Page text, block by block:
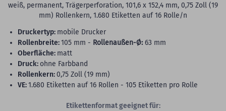
weiß, permanent, Trägerperforation, 101,6 x 152,4 mm, 0,75 Zoll (19
mm) Rollenkern, 1.680 Etiketten auf 16 Rolle/n
Druckertyp: mobile Drucker
Rollenbreite:105 mm - Rollenaußen-Ø: 63 mm
Oberfläche: matt
Druck: ohne Farbband
Rollenkern:0,75 Zoll (19 mm)
VE:1.680 Etiketten auf 16 Rollen - 105 Etiketten pro Rolle
Etikettenformat geeignet für: